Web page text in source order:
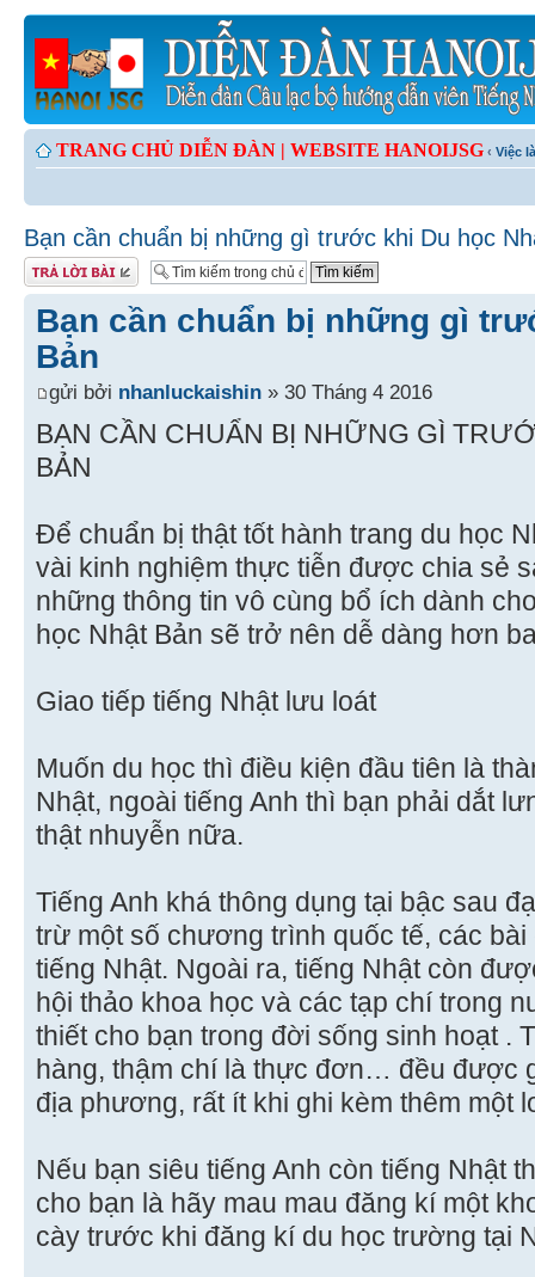
TRANG CHỦ DIỄN ĐÀN | WEBSITE HANOIJSG ‹ Việc
Bạn cần chuẩn bị những gì trước khi Du học
Gửi bài trả lời
Bạn cần chuẩn bị những gì
Bản
gửi bởi nhanluckaishin » 30 Tháng 4 2016
BẠN CẦN CHUẨN BỊ NHỮNG GÌ
BẢN
Để chuẩn bị thật tốt hành trang du học
vài kinh nghiệm thực tiễn được chia sẻ
những thông tin vô cùng bổ ích dành
học Nhật Bản sẽ trở nên dễ dàng hơn
Giao tiếp tiếng Nhật lưu loát
Muốn du học thì điều kiện đầu tiên là
Nhật, ngoài tiếng Anh thì bạn phải dắt
thật nhuyễn nữa.
Tiếng Anh khá thông dụng tại bậc sau
trừ một số chương trình quốc tế, các
tiếng Nhật. Ngoài ra, tiếng Nhật còn
hội thảo khoa học và các tạp chí trong
thiết cho bạn trong đời sống sinh hoạt .
hàng, thậm chí là thực đơn… đều được
địa phương, rất ít khi ghi kèm thêm một
Nếu bạn siêu tiếng Anh còn tiếng Nhật
cho bạn là hãy mau mau đăng kí một
cày trước khi đăng kí du học trường tại